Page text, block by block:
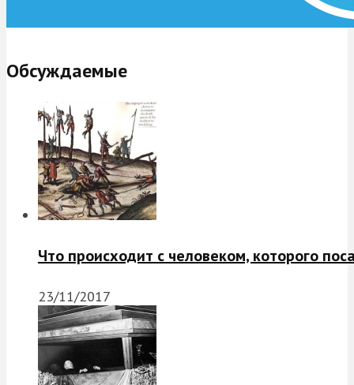
Обсуждаемые
Что происходит с человеком, которого
23/11/2017